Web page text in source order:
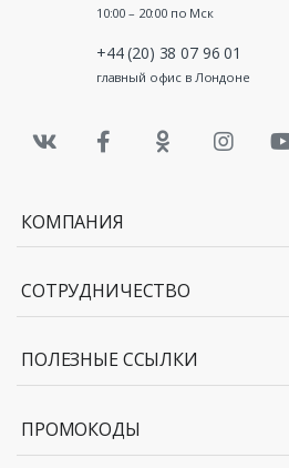
10:00 – 20:00 по Мск
+44 (20) 38 07 96 01
главный офис в Лондоне
КОМПАНИЯ
СОТРУДНИЧЕСТВО
ПОЛЕЗНЫЕ ССЫЛКИ
ПРОМОКОДЫ